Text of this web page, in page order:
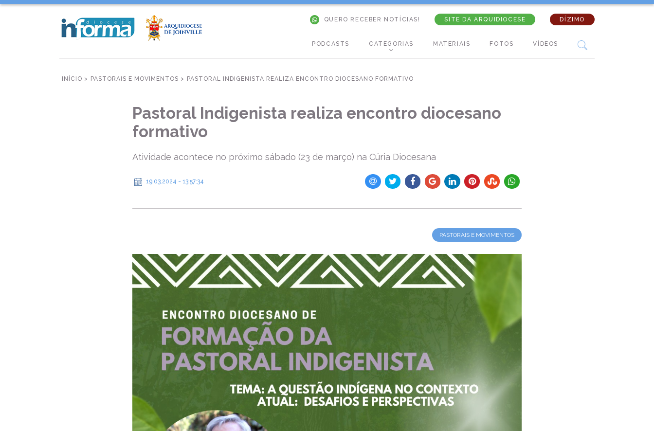
DÍZIMO
SITE DA ARQUIDIOCESE
QUERO RECEBER NOTÍCIAS!
VÍDEOS
FOTOS
MATERIAIS
CATEGORIAS
PODCASTS
INÍCIO > PASTORAIS E MOVIMENTOS > PASTORAL INDIGENISTA REALIZA ENCONTRO DIOCESANO FORMATIVO
Pastoral Indigenista realiza encontro diocesano
formativo
Atividade acontece no próximo sábado (23 de março) na Cúria Diocesana
19.03.2024 - 13:57:34
PASTORAIS E MOVIMENTOS